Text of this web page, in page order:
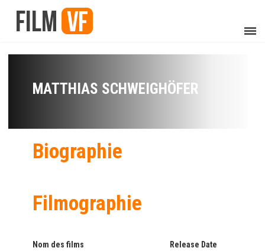
MATTHIAS SCHWEIGHÖFER
Biographie
Filmographie
Nom des films Release Date